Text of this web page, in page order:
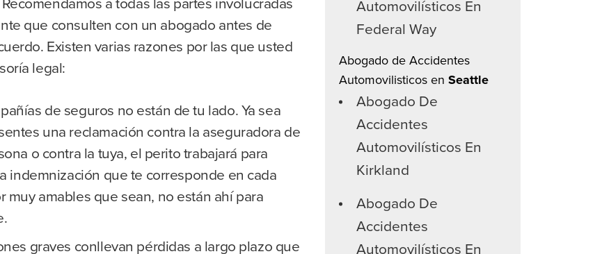
que consulten con un abogado antes de
Existen varias razones por las que usted
legal:
de seguros no están de tu lado. Ya sea
una reclamación contra la aseguradora de
o contra la tuya, el perito trabajará para
indemnización que te corresponde en cada
muy amables que sean, no están ahí para
graves conllevan pérdidas a largo plazo que
Automovilísticos En
Federal Way
Abogado de Accidentes
Automovilisticos enSeattle
Abogado De
Accidentes
Automovilísticos En
Kirkland
Abogado De
Accidentes
Automovilísticos En